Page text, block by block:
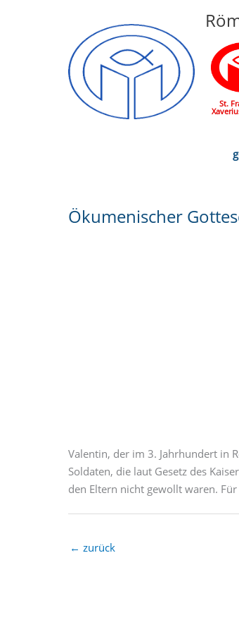
St.
Ökumenischer
Valentin, der im 3. Jahrhundert in
Soldaten, die laut Gesetz des
den Eltern nicht gewollt waren.
← zurück